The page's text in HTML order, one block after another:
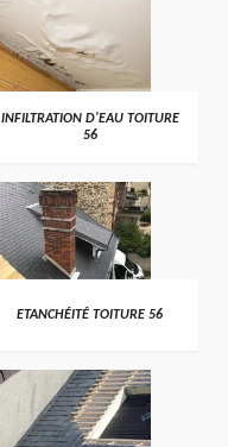
>
INFILTRATION D'EAU TOITURE
56
>
ETANCHÉITÉ TOITURE 56